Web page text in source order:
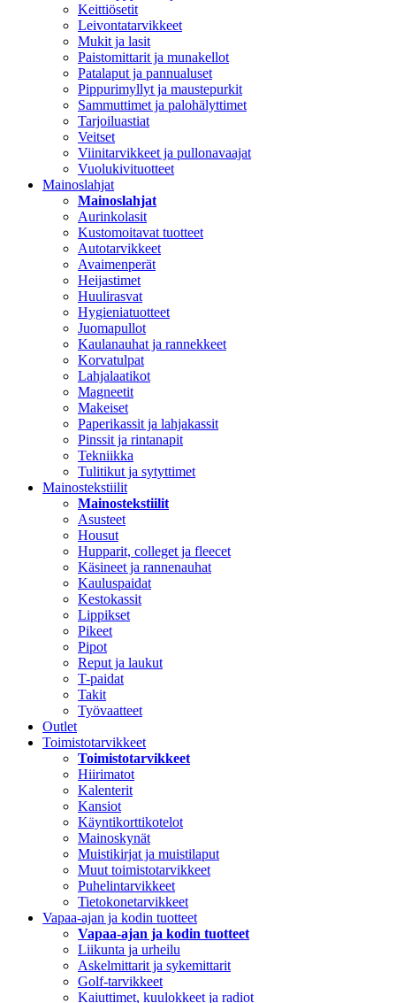
Keittiösetit
Leivontatarvikkeet
Mukit ja lasit
Paistomittarit ja munakellot
Patalaput ja pannualuset
Pippurimyllyt ja maustepurkit
Sammuttimet ja palohälyttimet
Tarjoiluastiat
Veitset
Viinitarvikkeet ja pullonavaajat
Vuolukivituotteet
Mainoslahjat
Mainoslahjat
Aurinkolasit
Kustomoitavat tuotteet
Autotarvikkeet
Avaimenperät
Heijastimet
Huulirasvat
Hygieniatuotteet
Juomapullot
Kaulanauhat ja rannekkeet
Korvatulpat
Lahjalaatikot
Magneetit
Makeiset
Paperikassit ja lahjakassit
Pinssit ja rintanapit
Tekniikka
Tulitikut ja sytyttimet
Mainostekstiilit
Mainostekstiilit
Asusteet
Housut
Hupparit, colleget ja fleecet
Käsineet ja rannenauhat
Kauluspaidat
Kestokassit
Lippikset
Pikeet
Pipot
Reput ja laukut
T-paidat
Takit
Työvaatteet
Outlet
Toimistotarvikkeet
Toimistotarvikkeet
Hiirimatot
Kalenterit
Kansiot
Käyntikorttikotelot
Mainoskynät
Muistikirjat ja muistilaput
Muut toimistotarvikkeet
Puhelintarvikkeet
Tietokonetarvikkeet
Vapaa-ajan ja kodin tuotteet
Vapaa-ajan ja kodin tuotteet
Liikunta ja urheilu
Askelmittarit ja sykemittarit
Golf-tarvikkeet
Kaiuttimet, kuulokkeet ja radiot